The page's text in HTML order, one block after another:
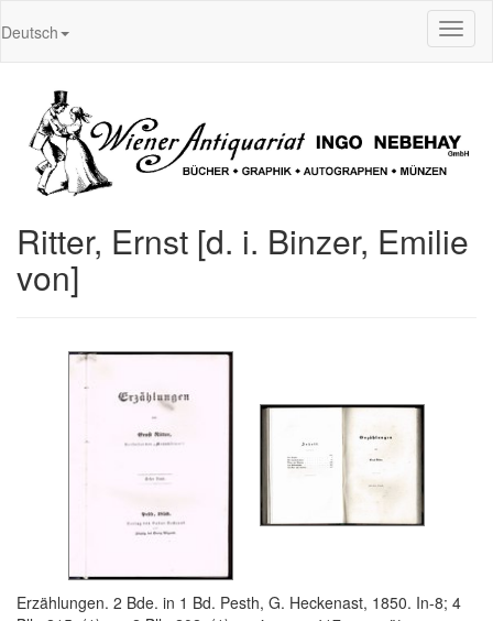
Deutsch
Ritter, Ernst [d. i. Binzer, Emilie
von]
Erzählungen. 2 Bde. in 1 Bd. Pesth, G. Heckenast, 1850. In-8; 4